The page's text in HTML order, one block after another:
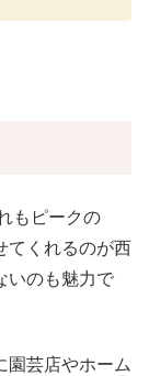
もピークの
てくれるのが西
いのも魅力で
園芸店やホーム